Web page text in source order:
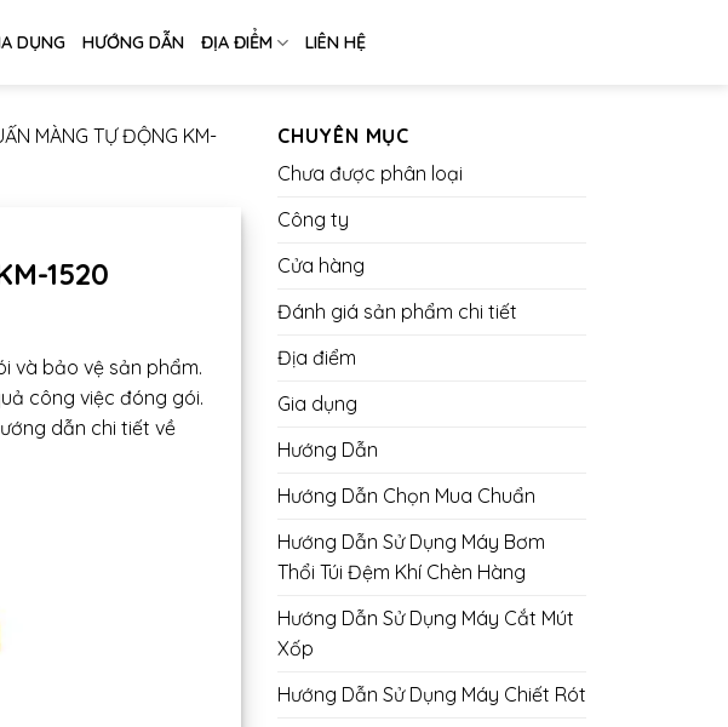
DỤNG HƯỚNG DẪN ĐỊA ĐIỂM LIÊN HỆ
MÀNG TỰ ĐỘNG KM-
1520
và bảo vệ sản phẩm.
công việc đóng gói.
dẫn chi tiết về
CHUYÊN MỤC
Chưa được phân loại
Công ty
Cửa hàng
Đánh giá sản phẩm chi tiết
Địa điểm
Gia dụng
Hướng Dẫn
Hướng Dẫn Chọn Mua Chuẩn
Hướng Dẫn Sử Dụng Máy Bơm
Thổi Túi Đệm Khí Chèn Hàng
Hướng Dẫn Sử Dụng Máy Cắt Mút
Xốp
Hướng Dẫn Sử Dụng Máy Chiết Rót